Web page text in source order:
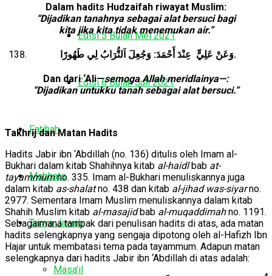
Edisi 5 Bulan Mei 2021
Edisi 6 Bulan Juli 2021
Fatihah
Mabhats
Tanya Jawab
Masa’il
Dalam hadits Hudzaifah riwayat Muslim:
“Dijadikan tanahnya sebagai alat bersuci bagi
kita jika kita tidak menemukan air.”
وَعَنْ عَلِيٍّعِنْدَ أَحْمَدَ: وَجُعِلَ اَلتُّرَابُ لِي طَهُورًا.
Dan dari ‘Ali—semoga Allah meridlainya—:
“Dijadikan untukku tanah sebagai alat bersuci.”
Takhrij dan Matan Hadits
Hadits Jabir ibn ‘Abdillah (no. 136) ditulis oleh Imam al-
Bukhari dalam kitab Shahihnya kitab al-haidl bab at-
tayammumno. 335. Imam al-Bukhari menuliskannya juga
dalam kitab as-shalatno. 438 dan kitab al-jihad was-siyarno.
2977. Sementara Imam Muslim menuliskannya dalam kitab
Shahih Muslim kitab al-masajid bab al-muqaddimahno. 1191.
Sebagaimana tampak dari penulisan hadits di atas, ada matan
hadits selengkapnya yang sengaja dipotong oleh al-Hafizh Ibn
Hajar untuk membatasi tema pada tayammum. Adapun matan
selengkapnya dari hadits Jabir ibn ‘Abdillah di atas adalah: